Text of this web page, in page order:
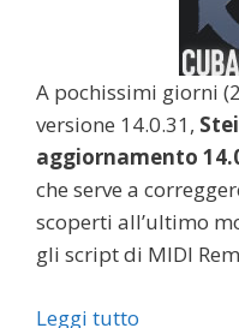
A pochissimi giorni
versione 14.0.31,
aggiornamento
che serve a
scoperti all’ultimo
gli script di MIDI
Leggi tutto